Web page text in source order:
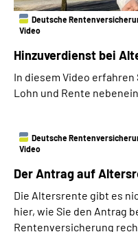
Deutsche
Video
Hinzuverdienst bei
In diesem Video
Lohn und Rente
Deutsche
Video
Der Antrag auf
Die Altersrente gibt es
hier, wie Sie den Antrag
Rentenversicherung